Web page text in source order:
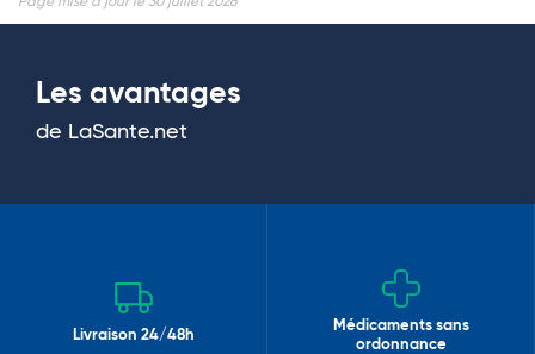
Les avantages
de LaSante.net
Livraison 24/48h
Médicaments sans
ordonnance